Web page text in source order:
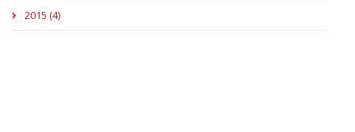
2015 (4)